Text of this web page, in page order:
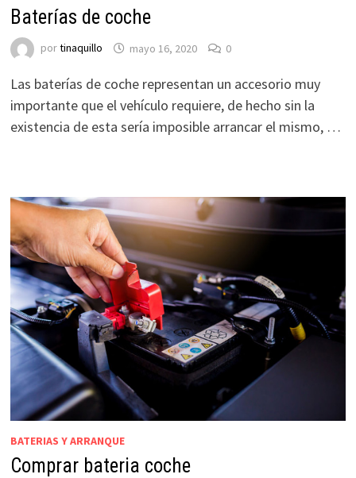
Baterías de coche
portinaquillo mayo 16, 2020 0
Las baterías de coche representan un accesorio muy
importante que el vehículo requiere, de hecho sin la
existencia de esta sería imposible arrancar el mismo, …
BATERIAS Y ARRANQUE
Comprar bateria coche